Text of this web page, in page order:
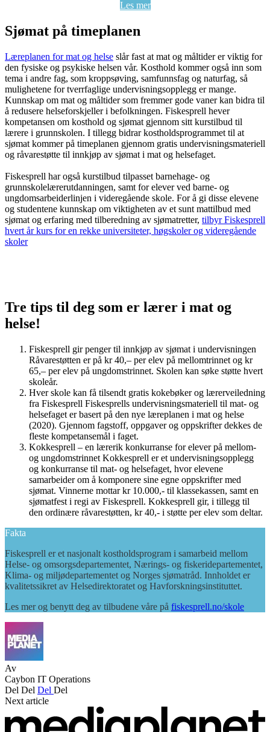
Les mer
Sjømat på timeplanen
Læreplanen for mat og helse slår fast at mat og måltider er viktig for
den fysiske og psykiske helsen vår. Kosthold kommer også inn som
tema i andre fag, som kroppsøving, samfunnsfag og naturfag, så
mulighetene for tverrfaglige undervisningsopplegg er mange.
Kunnskap om mat og måltider som fremmer gode vaner kan bidra til
å redusere helseforskjeller i befolkningen. Fiskesprell hever
kompetansen om kosthold og sjømat gjennom sitt kurstilbud til
lærere i grunnskolen. I tillegg bidrar kostholdsprogrammet til at
sjømat kommer på timeplanen gjennom gratis undervisningsmateriell
og råvarestøtte til innkjøp av sjømat i mat og helsefaget.
Fiskesprell har også kurstilbud tilpasset barnehage- og
grunnskolelærerutdanningen, samt for elever ved barne- og
ungdomsarbeiderlinjen i videregående skole. For å gi disse elevene
og studentene kunnskap om viktigheten av et sunt mattilbud med
sjømat og erfaring med tilberedning av sjømatretter, tilbyr Fiskesprell
hvert år kurs for en rekke universiteter, høgskoler og videregående
skoler
Tre tips til deg som er lærer i mat og
helse!
Fiskesprell gir penger til innkjøp av sjømat i undervisningen
Råvarestøtten er på kr 40,– per elev på mellomtrinnet og kr
65,– per elev på ungdomstrinnet. Skolen kan søke støtte hvert
skoleår.
Hver skole kan få tilsendt gratis kokebøker og lærerveiledning
fra Fiskesprell Fiskesprells undervisningsmateriell til mat- og
helsefaget er basert på den nye læreplanen i mat og helse
(2020). Gjennom fagstoff, oppgaver og oppskrifter dekkes de
fleste kompetansemål i faget.
Kokkesprell – en lærerik konkurranse for elever på mellom-
og ungdomstrinnet Kokkesprell er et undervisningsopplegg
og konkurranse til mat- og helsefaget, hvor elevene
samarbeider om å komponere sine egne oppskrifter med
sjømat. Vinnerne mottar kr 10.000,- til klassekassen, samt en
sjømatfest i regi av Fiskesprell. Kokkesprell gir, i tillegg til
den ordinære råvarestøtten, kr 40,- i støtte per elev som deltar.
Fakta
Fiskesprell er et nasjonalt kostholdsprogram i samarbeid mellom
Helse- og omsorgsdepartementet, Nærings- og fiskeridepartementet,
Klima- og miljødepartementet og Norges sjømatråd. Innholdet er
kvalitetssikret av Helsedirektoratet og Havforskningsinstituttet.
Les mer og benytt deg av tilbudene våre på fiskesprell.no/skole
Av
Caybon IT Operations
Del Del Del Del
Next article